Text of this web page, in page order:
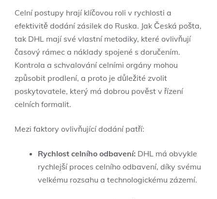
Celní postupy hrají klíčovou roli v rychlosti a
efektivitě dodání zásilek do Ruska. Jak Česká pošta,
tak DHL mají své vlastní metodiky, které ovlivňují
časový rámec a náklady spojené s doručením.
Kontrola a schvalování celními orgány mohou
způsobit prodlení, a proto je důležité zvolit
poskytovatele, který má dobrou pověst v řízení
celních formalit.
Mezi faktory ovlivňující dodání patří:
Rychlost celního odbavení: DHL má obvykle
rychlejší proces celního odbavení, díky svému
velkému rozsahu a technologickému zázemí.